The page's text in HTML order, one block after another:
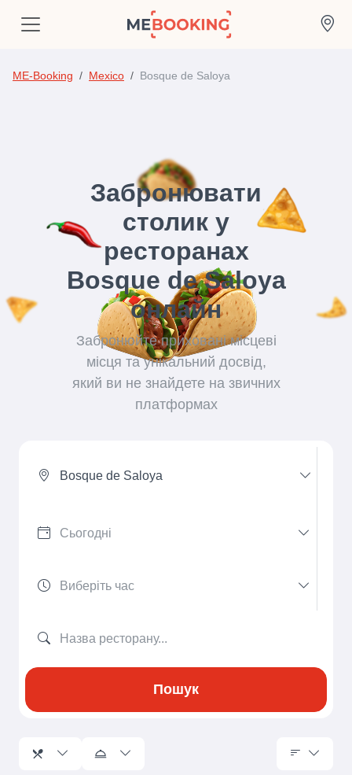
ME-Booking Mexico Bosque de Saloya
Забронювати
столик у
ресторанах
Bosque de Saloya
онлайн
Забронюйте приховані місцеві
місця та унікальний досвід,
який ви не знайдете на звичних
платформах
Bosque de Saloya
Пошук